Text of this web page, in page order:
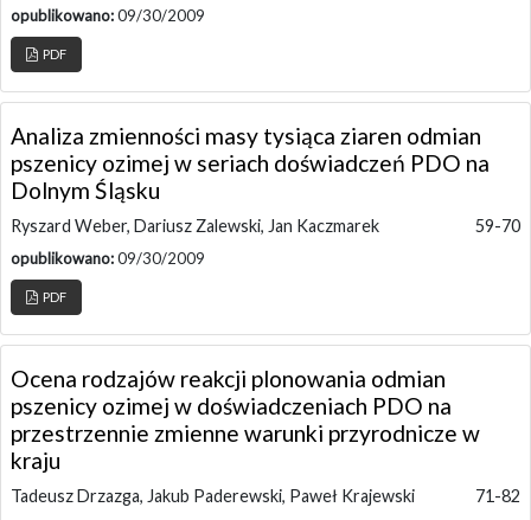
opublikowano:09/30/2009
PDF
Analiza zmienności masy tysiąca ziaren odmian
pszenicy ozimej w seriach doświadczeń PDO na
Dolnym Śląsku
Ryszard Weber, Dariusz Zalewski, Jan Kaczmarek 59-70
opublikowano:09/30/2009
PDF
Ocena rodzajów reakcji plonowania odmian
pszenicy ozimej w doświadczeniach PDO na
przestrzennie zmienne warunki przyrodnicze w
kraju
Tadeusz Drzazga, Jakub Paderewski, Paweł Krajewski 71-82